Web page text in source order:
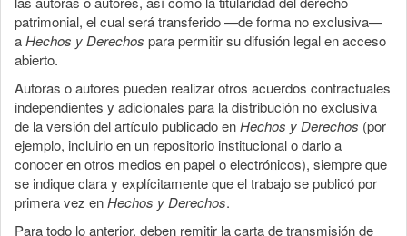
patrimonial, el cual será transferido —de forma no exclusiva—
aHechos y Derechos para permitir su difusión legal en acceso
abierto.
Autoras o autores pueden realizar otros acuerdos contractuales
independientes y adicionales para la distribución no exclusiva
de la versión del artículo publicado enHechos y Derechos (por
ejemplo, incluirlo en un repositorio institucional o darlo a
conocer en otros medios en papel o electrónicos), siempre que
se indique clara y explícitamente que el trabajo se publicó por
primera vez enHechos y Derechos.
Para todo lo anterior, deben remitir la carta de transmisión de